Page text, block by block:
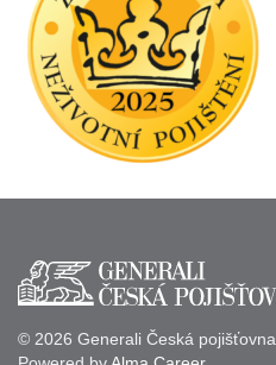
© 2026 Generali Česká pojišťovna